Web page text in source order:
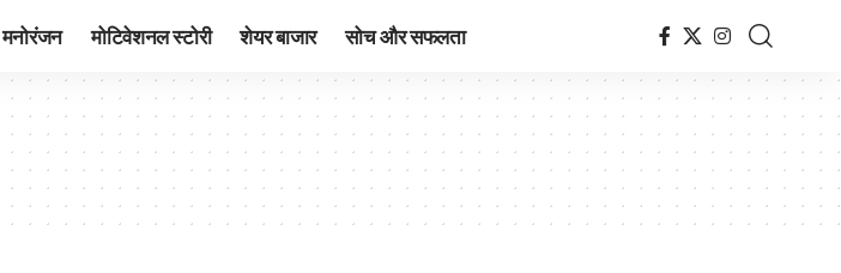
मनोरंजन मोटिवेशनल स्टोरी शेयर बाजार सोच और सफलता